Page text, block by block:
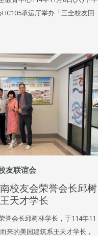
承运厅举办「三全校友回
友联谊会
南校友会荣誉会长邱树
天才学长
誉会长邱树林学长，于114年11
来的美国建筑系王天才学长，